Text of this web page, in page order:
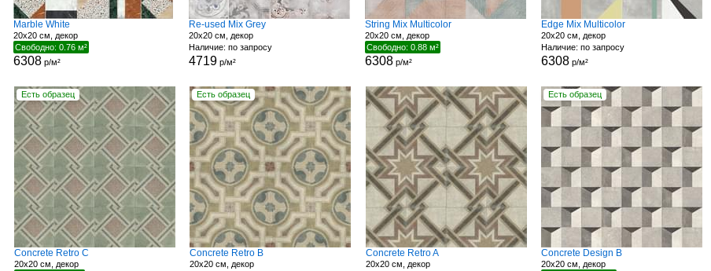
Marble White
20x20 см, декор
Свободно: 0.76 м²
6308 р/м²
Re-used Mix Grey
20x20 см, декор
Наличие: по запросу
4719р/м²
String Mix Multicolor
20x20 см, декор
Свободно: 0.88 м²
6308р/м²
Edge Mix Multicolor
20x20 см, декор
Наличие: по запросу
6308р/м²
Есть образец
Concrete Retro C
20x20 см, декор
Есть образец
Concrete Retro B
20x20 см, декор
Concrete Retro A
20x20 см, декор
Есть образец
Concrete Design B
20x20 см, декор